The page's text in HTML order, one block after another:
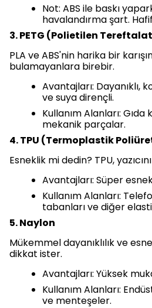
Not: ABS ile baskı
havalandırma şart.
3. PETG (Polietilen
PLA ve ABS'nin harika bir
bulamayanlara birebir.
Avantajları: Dayanıklı,
ve suya dirençli.
Kullanım Alanları: Gıda
mekanik parçalar.
4. TPU (Termoplastik
Esneklik mi dedin? TPU,
Avantajları: Süper
Kullanım Alanları:
tabanları ve diğer
5. Naylon
Mükemmel dayanıklılık ve
dikkat ister.
Avantajları: Yüksek
Kullanım Alanları:
ve menteşeler.